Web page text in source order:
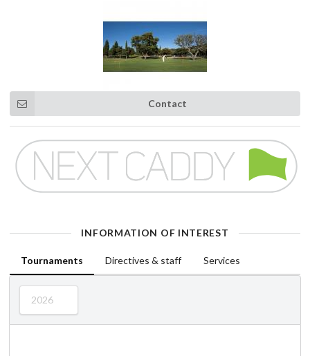
Contact
INFORMATION OF INTEREST
Tournaments Directives & staff Services
2026